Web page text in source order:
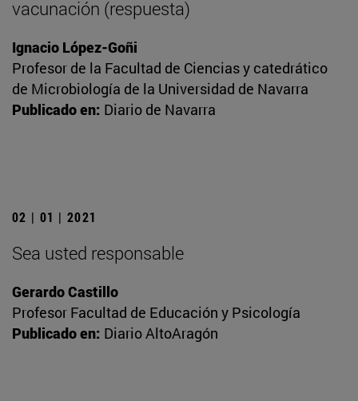
vacunación (respuesta)
Ignacio López-Goñi
Profesor de la Facultad de Ciencias y catedrático
de Microbiología de la Universidad de Navarra
Publicado en: Diario de Navarra
02 | 01 | 2021
Sea usted responsable
Gerardo Castillo
Profesor Facultad de Educación y Psicología
Publicado en: Diario AltoAragón